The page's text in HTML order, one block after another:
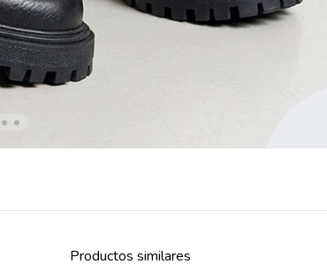
Productos similares